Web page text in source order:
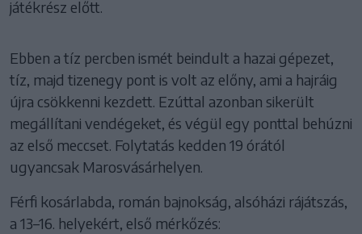
játékrész előtt.
Ebben a tíz percben ismét beindult a hazai gépezet,
tíz, majd tizenegy pont is volt az előny, ami a hajráig
újra csökkenni kezdett. Ezúttal azonban sikerült
megállítani vendégeket, és végül egy ponttal behúzni
az első meccset. Folytatás kedden 19 órától
ugyancsak Marosvásárhelyen.
Férfi kosárlabda, román bajnokság, alsóházi rájátszás,
a 13–16. helyekért, első mérkőzés: